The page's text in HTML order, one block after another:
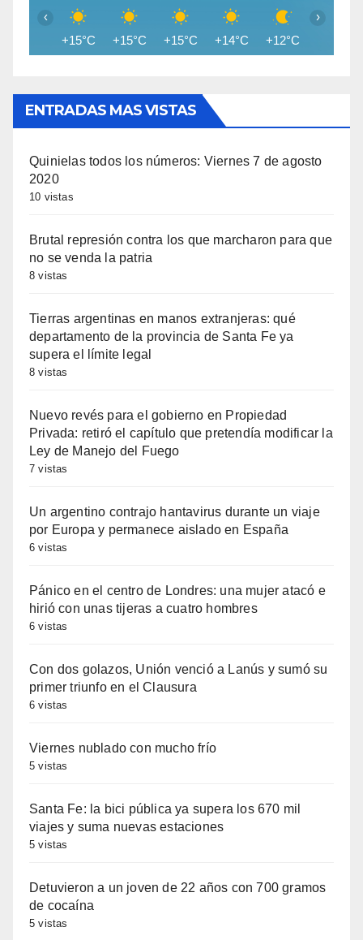
+15°C +15°C +15°C +14°C +12°C
‹ ›
ENTRADAS MAS VISTAS
Quinielas todos los números: Viernes 7 de agosto
2020
10 vistas
Brutal represión contra los que marcharon para que
no se venda la patria
8 vistas
Tierras argentinas en manos extranjeras: qué
departamento de la provincia de Santa Fe ya
supera el límite legal
8 vistas
Nuevo revés para el gobierno en Propiedad
Privada: retiró el capítulo que pretendía modificar la
Ley de Manejo del Fuego
7 vistas
Un argentino contrajo hantavirus durante un viaje
por Europa y permanece aislado en España
6 vistas
Pánico en el centro de Londres: una mujer atacó e
hirió con unas tijeras a cuatro hombres
6 vistas
Con dos golazos, Unión venció a Lanús y sumó su
primer triunfo en el Clausura
6 vistas
Viernes nublado con mucho frío
5 vistas
Santa Fe: la bici pública ya supera los 670 mil
viajes y suma nuevas estaciones
5 vistas
Detuvieron a un joven de 22 años con 700 gramos
de cocaína
5 vistas